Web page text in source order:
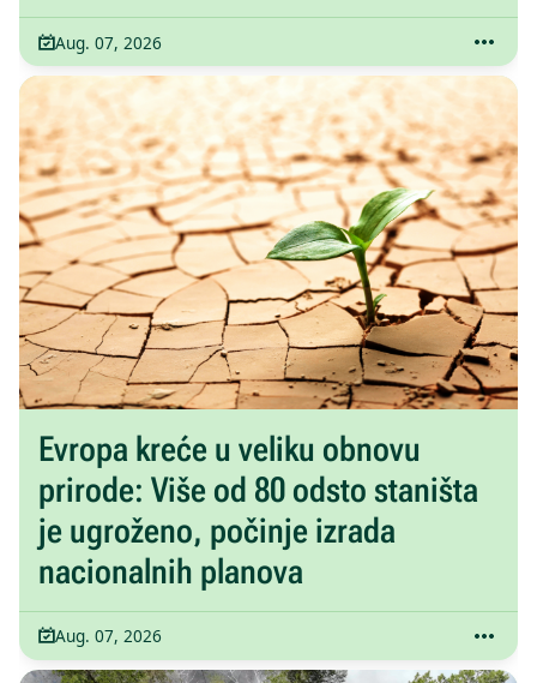
Aug. 07, 2026
Evropa kreće u veliku obnovu
prirode: Više od 80 odsto staništa
je ugroženo, počinje izrada
nacionalnih planova
Aug. 07, 2026